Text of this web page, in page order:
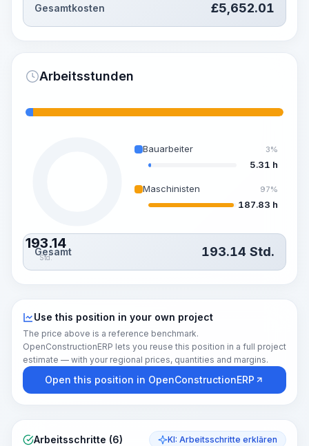
Gesamtkosten £5,652.01
Arbeitsstunden
193.14
Std.
Bauarbeiter 3%
5.31 h
Maschinisten 97%
187.83 h
Gesamt 193.14 Std.
Use this position in your own project
The price above is a reference benchmark.
OpenConstructionERP lets you reuse this position in a full project
estimate — with your regional prices, quantities and margins.
Open this position in OpenConstructionERP
Arbeitsschritte (6) KI: Arbeitsschritte erklären